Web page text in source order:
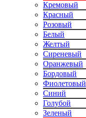
Кремовый
Красный
Розовый
Белый
Желтый
Сиреневый
Оранжевый
Бордовый
Фиолетовый
Синий
Голубой
Зеленый